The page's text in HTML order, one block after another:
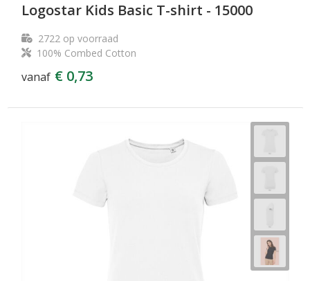
Logostar Kids Basic T-shirt - 15000
2722op voorraad
100% Combed Cotton
vanaf € 0,73